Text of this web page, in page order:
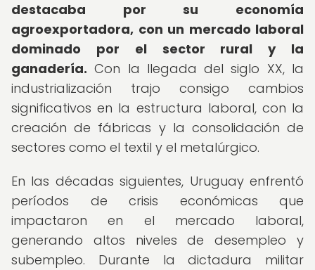
destacaba por su economía
agroexportadora, con un mercado laboral
dominado por el sector rural y la
ganadería. Con la llegada del siglo XX, la
industrialización trajo consigo cambios
significativos en la estructura laboral, con la
creación de fábricas y la consolidación de
sectores como el textil y el metalúrgico.
En las décadas siguientes, Uruguay enfrentó
períodos de crisis económicas que
impactaron en el mercado laboral,
generando altos niveles de desempleo y
subempleo. Durante la dictadura militar